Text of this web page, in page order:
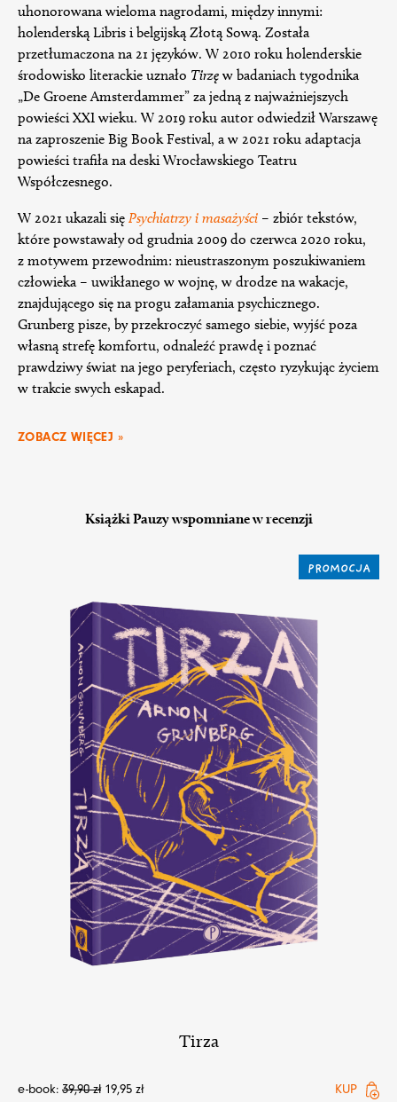
uhonorowana wieloma nagrodami, między innymi:
holenderską Libris i belgijską Złotą Sową. Została
przetłumaczona na 21 języków. W 2010 roku holenderskie
środowisko literackie uznało Tirzę w badaniach tygodnika
„De Groene Amsterdammer” za jedną z najważniejszych
powieści XXI wieku. W 2019 roku autor odwiedził Warszawę
na zaproszenie Big Book Festival, a w 2021 roku adaptacja
powieści trafiła na deski Wrocławskiego Teatru
Współczesnego.
W 2021 ukazali się Psychiatrzy i masażyści – zbiór tekstów,
które powstawały od grudnia 2009 do czerwca 2020 roku,
z motywem przewodnim: nieustraszonym poszukiwaniem
człowieka – uwikłanego w wojnę, w drodze na wakacje,
znajdującego się na progu załamania psychicznego.
Grunberg pisze, by przekroczyć samego siebie, wyjść poza
własną strefę komfortu, odnaleźć prawdę i poznać
prawdziwy świat na jego peryferiach, często ryzykując życiem
w trakcie swych eskapad.
ZOBACZ WIĘCEJ »
Książki Pauzy wspomniane w recenzji
PROMOCJA
Tirza
e-book: 39,90zł 19,95 zł KUP